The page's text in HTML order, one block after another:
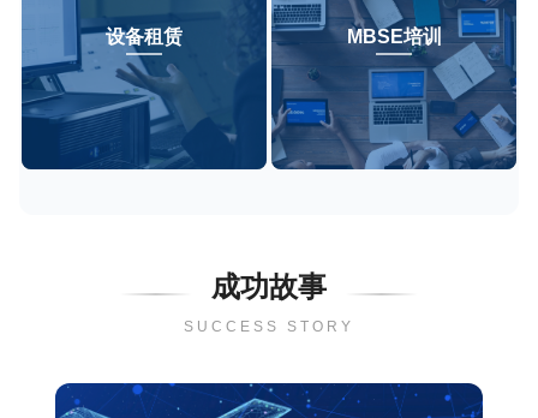
设备租赁 MBSE培训
成功故事
SUCCESS STORY